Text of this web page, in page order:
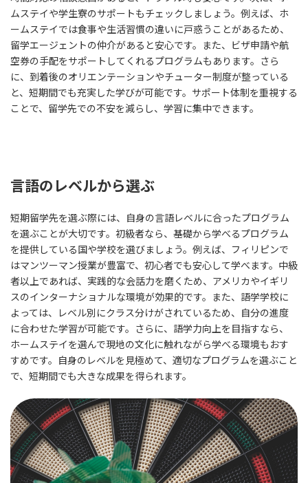
ムステイや学生寮のサポートもチェックしましょう。例えば、ホ
ームステイでは食事や生活習慣の違いに戸惑うことがあるため、
留学エージェントの仲介があると安心です。また、ビザ申請や航
空券の手配をサポートしてくれるプログラムもあります。さら
に、到着後のオリエンテーションやチューター制度が整っている
と、短期間でも充実した学びが可能です。サポート体制を重視する
ことで、留学先での不安を減らし、学習に集中できます。
言語のレベルから選ぶ
短期留学先を選ぶ際には、自身の言語レベルに合ったプログラム
を選ぶことが大切です。初級者なら、基礎から学べるプログラム
を提供している国や学校を選びましょう。例えば、フィリピンで
はマンツーマン授業が豊富で、初心者でも安心して学べます。中級
者以上であれば、実践的な会話力を磨くため、アメリカやイギリ
スのインターナショナルな環境が効果的です。また、語学学校に
よっては、レベル別にクラス分けがされているため、自分の進度
に合わせた学習が可能です。さらに、語学力向上を目指すなら、
ホームステイを選んで現地の文化に触れながら学べる環境もおす
すめです。自身のレベルを見極めて、適切なプログラムを選ぶこと
で、短期間でも大きな成果を得られます。